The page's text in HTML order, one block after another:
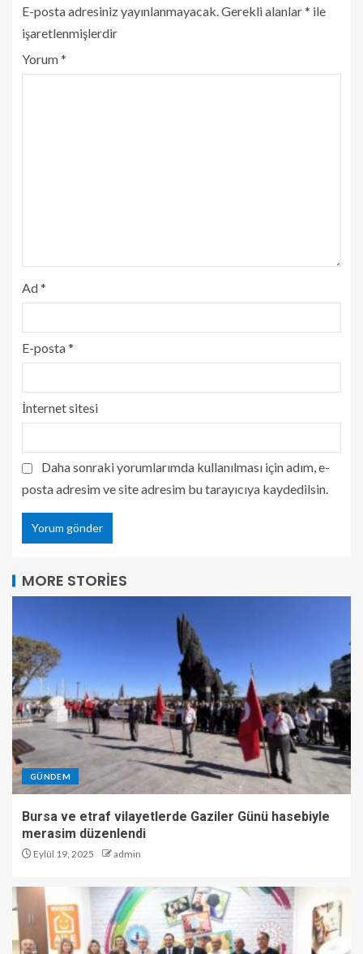
E-posta adresiniz yayınlanmayacak. Gerekli alanlar* ile
işaretlenmişlerdir
Yorum*
Ad*
E-posta*
İnternet sitesi
Daha sonraki yorumlarımda kullanılması için adım, e-
posta adresim ve site adresim bu tarayıcıya kaydedilsin.
MORE STORIES
GÜNDEM
Bursa ve etraf vilayetlerde Gaziler Günü hasebiyle
merasim düzenlendi
Eylül 19, 2025 admin